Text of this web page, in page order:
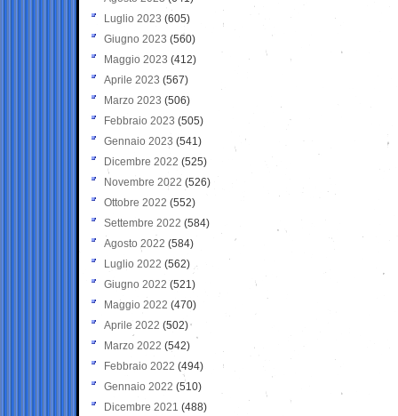
Luglio 2023 (605)
Giugno 2023 (560)
Maggio 2023 (412)
Aprile 2023 (567)
Marzo 2023 (506)
Febbraio 2023 (505)
Gennaio 2023 (541)
Dicembre 2022 (525)
Novembre 2022 (526)
Ottobre 2022 (552)
Settembre 2022 (584)
Agosto 2022 (584)
Luglio 2022 (562)
Giugno 2022 (521)
Maggio 2022 (470)
Aprile 2022 (502)
Marzo 2022 (542)
Febbraio 2022 (494)
Gennaio 2022 (510)
Dicembre 2021 (488)